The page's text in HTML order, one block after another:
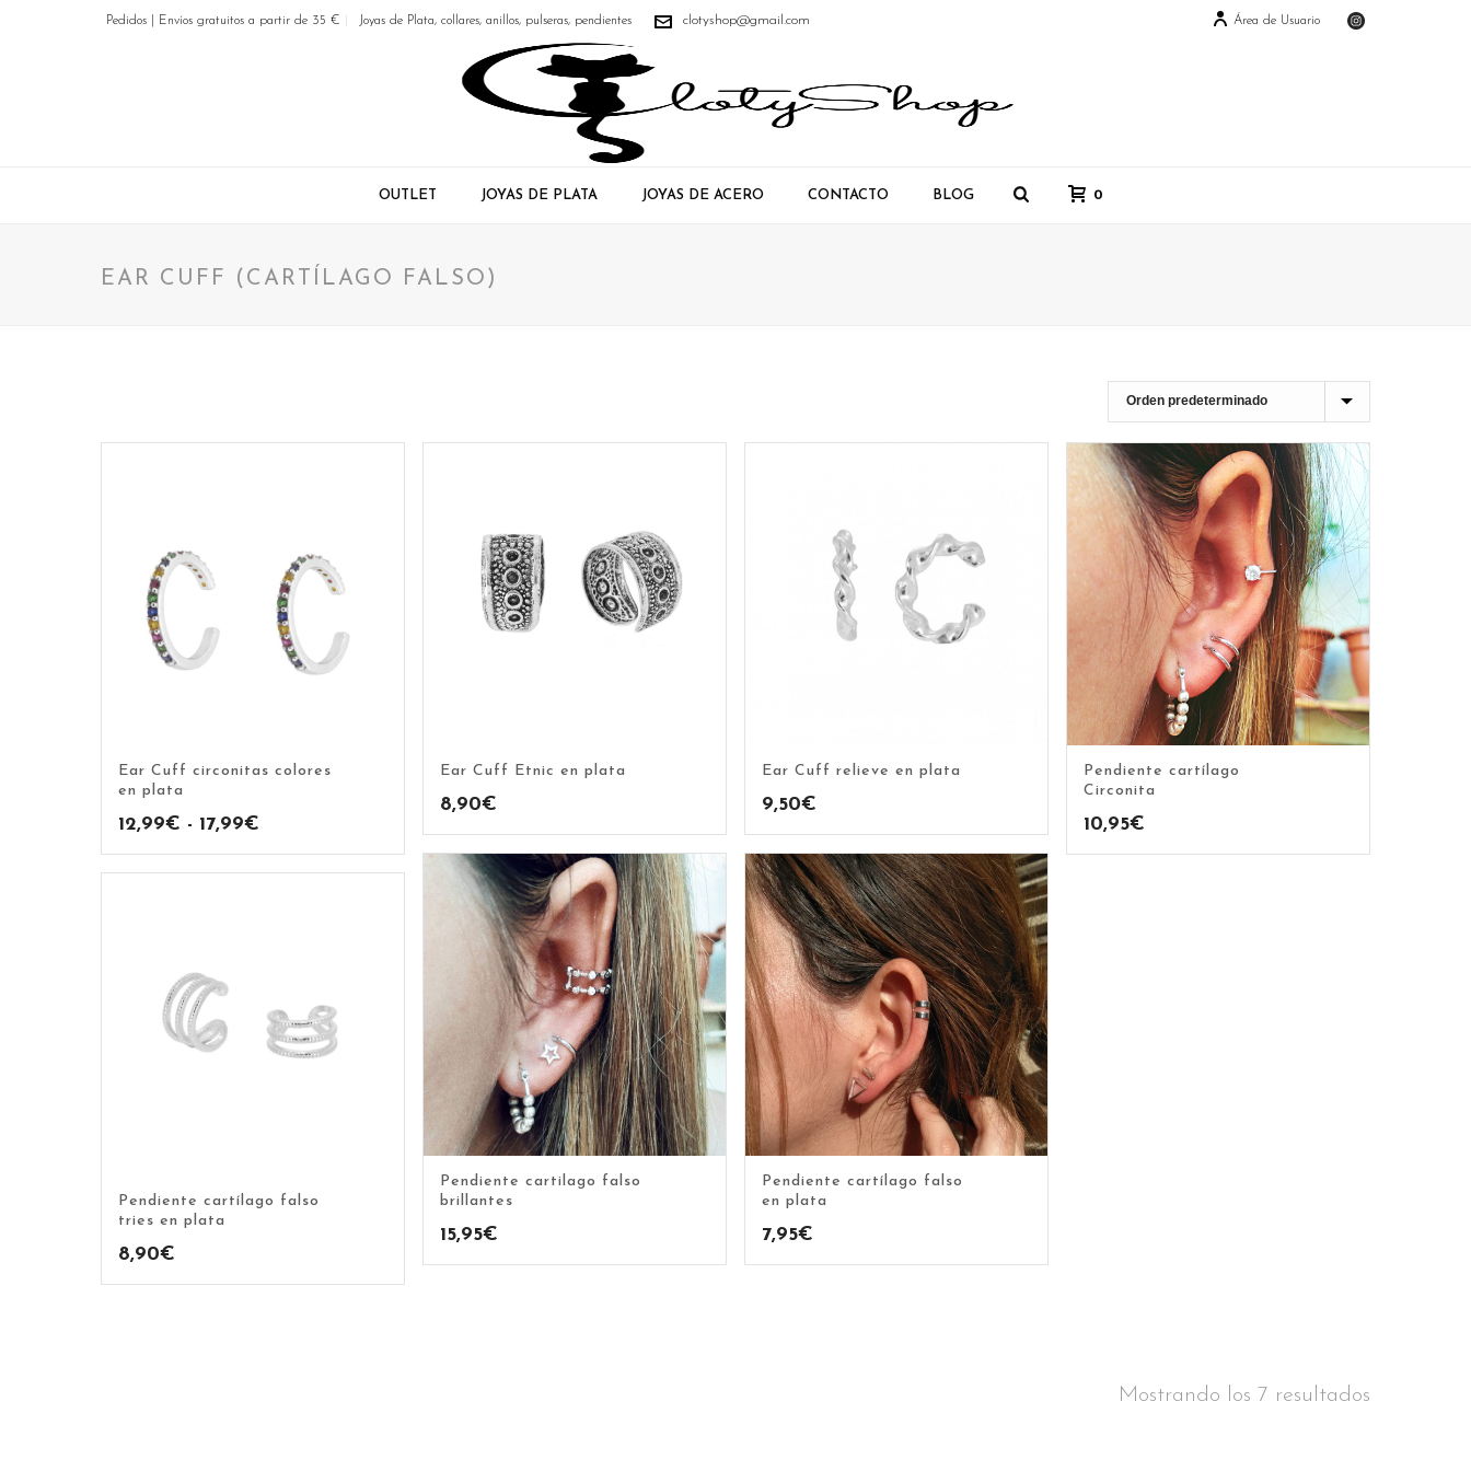
Pedidos | Envíos gratuitos a partir de 35 € Joyas de Plata, collares, anillos, pulseras, pendientes clotyshop@gmail.com Área de Usuario
OUTLET JOYAS DE PLATA JOYAS DE ACERO CONTACTO BLOG 0
EAR CUFF (CARTÍLAGO FALSO)
Ear Cuff circonitas colores
en plata
12,99€ - 17,99€
de
precios:
Ear Cuff Etnic en plata
8,90€
Ear Cuff relieve en plata
9,50€
Pendiente cartílago
Circonita
10,95€
Pendiente cartilago falso
brillantes
15,95€
Pendiente cartílago falso
en plata
7,95€
Pendiente cartílago falso
tries en plata
8,90€
Mostrando los 7 resultados